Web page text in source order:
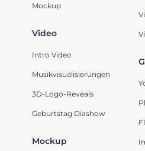
Mockup
Mockup
Video
Intro Video
Musikvisualisierungen
3D-Logo-Reveals
Geburtstag Diashow